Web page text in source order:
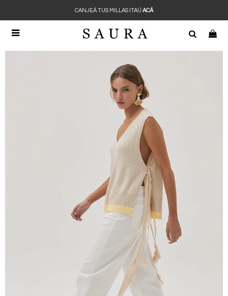

CANJEÁ TUS MILLAS ITAÚ ACÁ